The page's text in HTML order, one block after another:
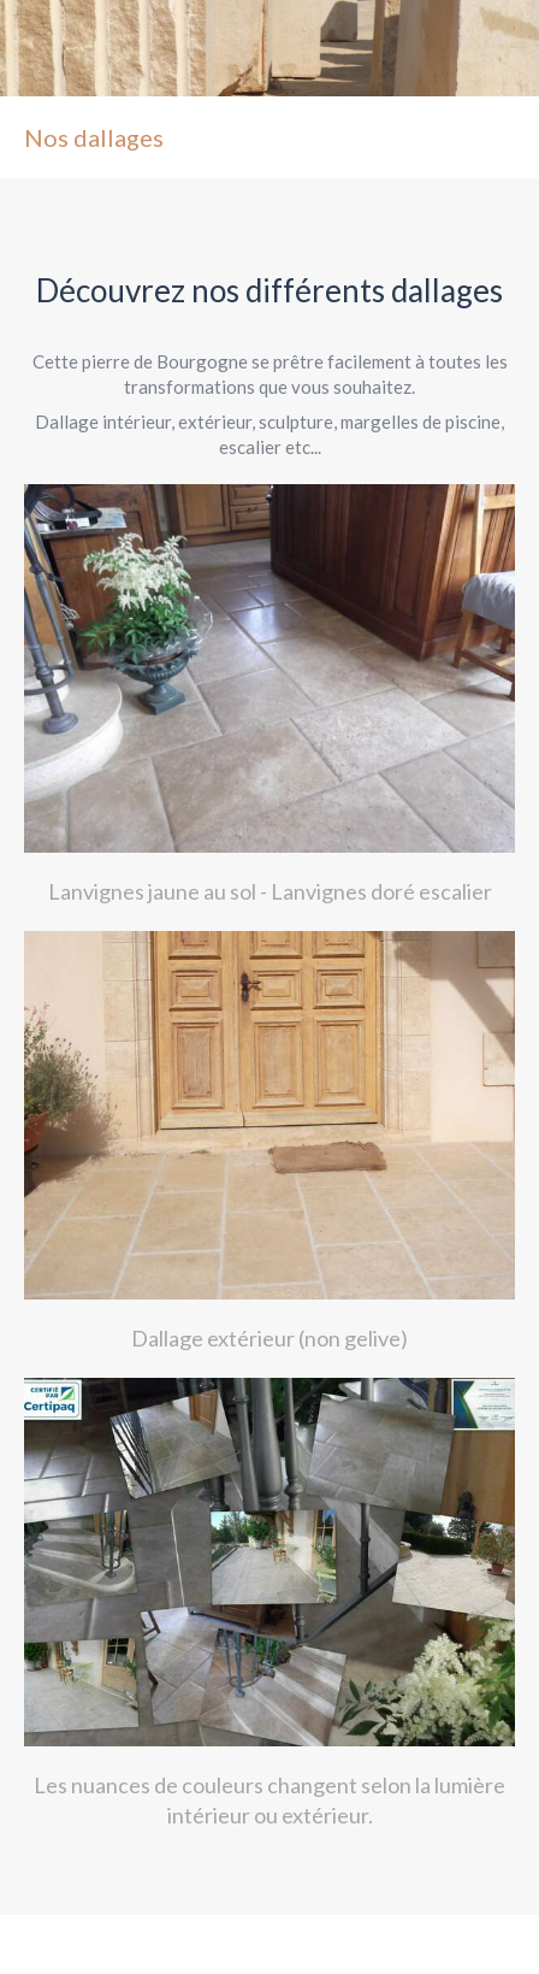
Nos dallages
Découvrez nos différents dallages
Cette pierre de Bourgogne se prêtre facilement à toutes les
transformations que vous souhaitez.
Dallage intérieur, extérieur, sculpture, margelles de piscine,
escalier etc...
Lanvignes jaune au sol - Lanvignes doré escalier
Dallage extérieur (non gelive)
Les nuances de couleurs changent selon la lumière
intérieur ou extérieur.